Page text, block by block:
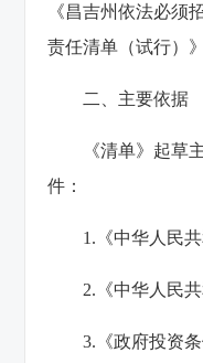
《昌吉州依法必须
责任清单（试行）
二、主要依据
《清单》起草
件：
1.《中华人民
2.《中华人民
3.《政府投资